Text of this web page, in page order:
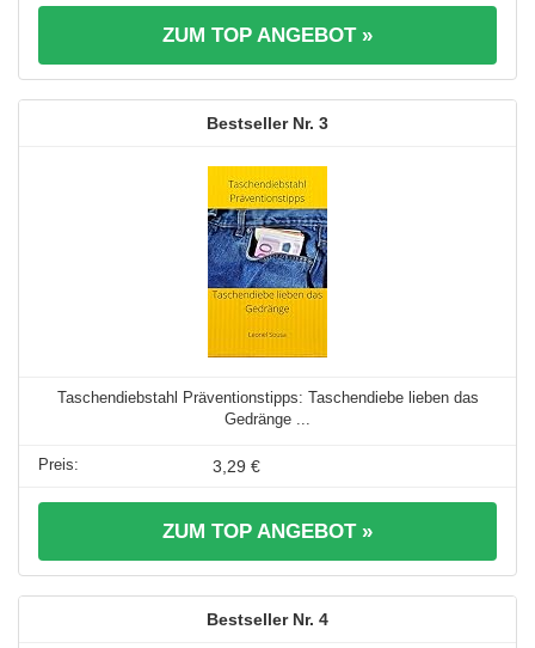
ZUM TOP ANGEBOT »
3
Taschendiebstahl Präventionstipps: Taschendiebe lieben das
Gedränge ...
3,29 €
ZUM TOP ANGEBOT »
4